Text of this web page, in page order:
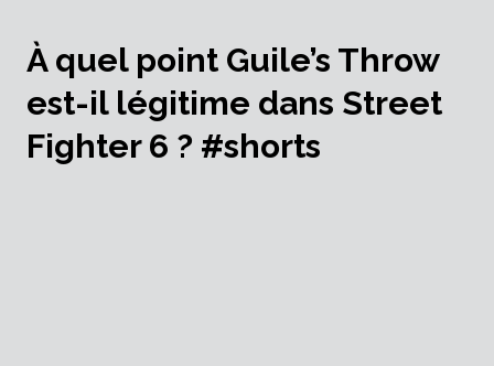
À quel point Guile’s Throw
est-il légitime dans Street
Fighter 6 ? #shorts